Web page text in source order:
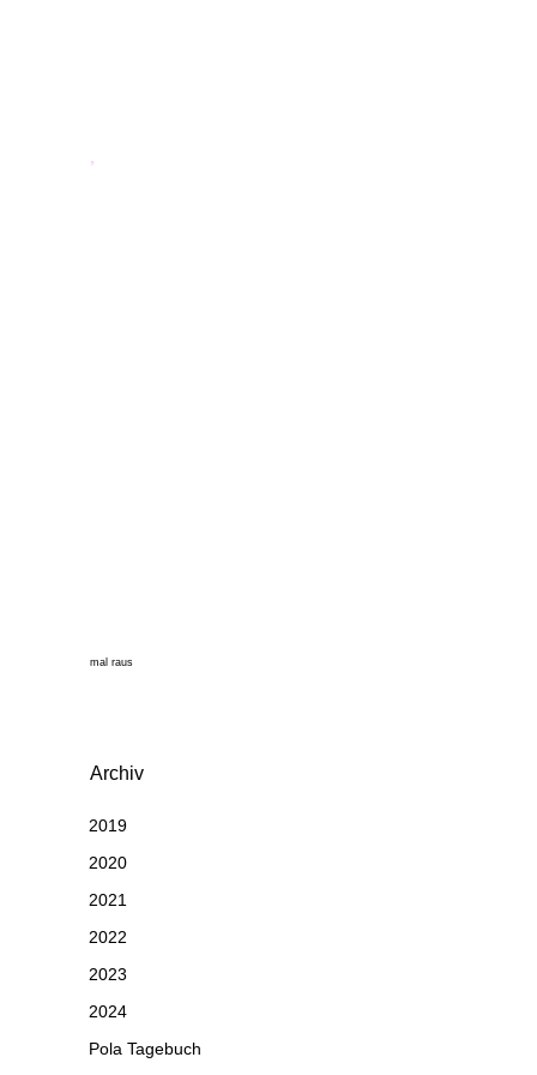
mal raus
Archiv
2019
2020
2021
2022
2023
2024
Pola Tagebuch